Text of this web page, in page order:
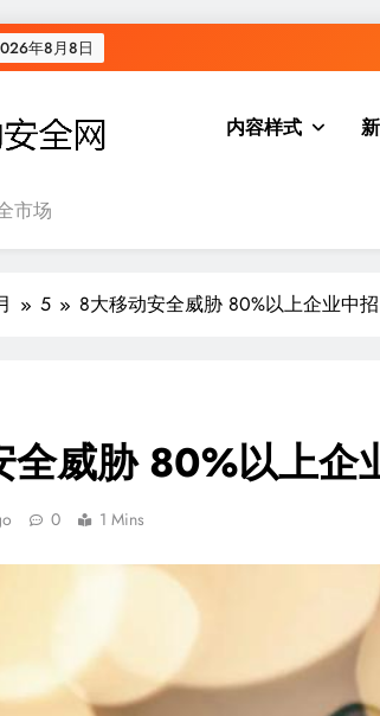
年8月8日
市场
内容样式
5 8大移动安全威胁 80%以上企业中招
全威胁 80%以上企
0 1 Mins